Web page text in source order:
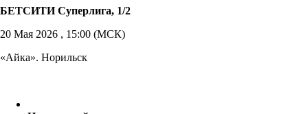
БЕТСИТИ Суперлига, 1/2
20 Мая 2026 , 15:00 (МСК)
«Айка». Норильск